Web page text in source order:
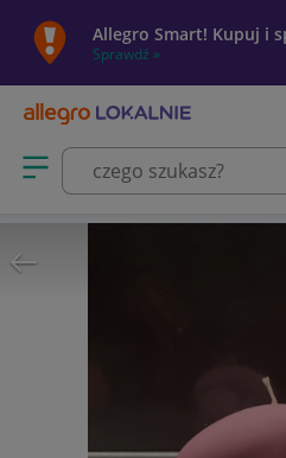
Allegro Smart! Kupuj i
Sprawdź »
Otwórz menu z kategoriami